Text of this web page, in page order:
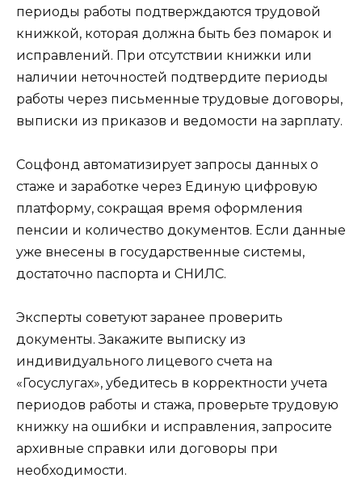
периоды работы подтверждаются трудовой
книжкой, которая должна быть без помарок и
исправлений. При отсутствии книжки или
наличии неточностей подтвердите периоды
работы через письменные трудовые договоры,
выписки из приказов и ведомости на зарплату.
Соцфонд автоматизирует запросы данных о
стаже и заработке через Единую цифровую
платформу, сокращая время оформления
пенсии и количество документов. Если данные
уже внесены в государственные системы,
достаточно паспорта и СНИЛС.
Эксперты советуют заранее проверить
документы. Закажите выписку из
индивидуального лицевого счета на
«Госуслугах», убедитесь в корректности учета
периодов работы и стажа, проверьте трудовую
книжку на ошибки и исправления, запросите
архивные справки или договоры при
необходимости.